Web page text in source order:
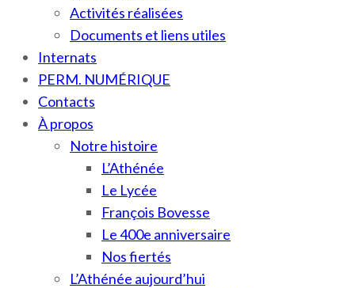
Activités réalisées
Documents et liens utiles
Internats
PERM. NUMÉRIQUE
Contacts
À propos
Notre histoire
L’Athénée
Le Lycée
François Bovesse
Le 400e anniversaire
Nos fiertés
L’Athénée aujourd’hui